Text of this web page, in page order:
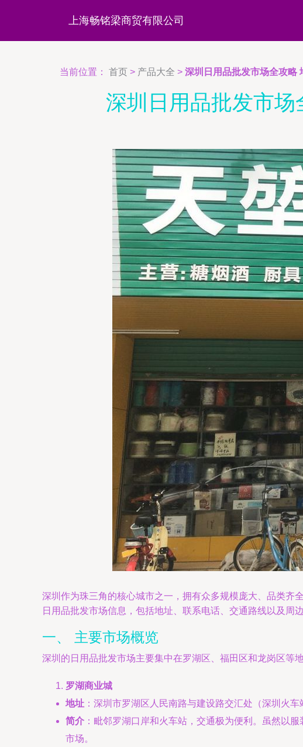
上海畅铭梁商贸有限公司
当前位置： 首页 > 产品大全 > 深圳日用品批发市场全攻略
深圳日用品批发市
深圳作为珠三角的核心城市之一，拥有众多规模庞大、品类齐
日用品批发市场信息，包括地址、联系电话、交通路线以及周
一、 主要市场概览
深圳的日用品批发市场主要集中在罗湖区、福田区和龙岗区等
罗湖商业城
地址 ：深圳市罗湖区人民南路与建设路交汇处（深圳火车
简介 ：毗邻罗湖口岸和火车站，交通极为便利。虽然以
市场。